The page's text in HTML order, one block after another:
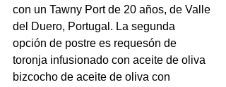
con un Tawny Port de 20 años, de Valle
del Duero, Portugal. La segunda
opción de postre es requesón de
toronja infusionado con aceite de oliva
bizcocho de aceite de oliva con